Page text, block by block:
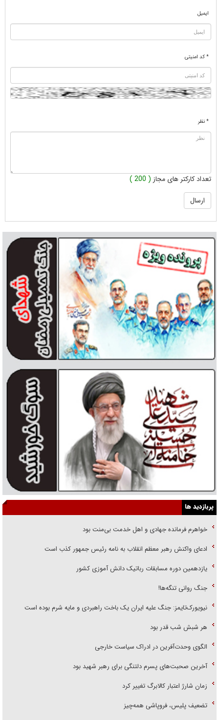
ایمیل
* کد امنیتی
* نظر
تعداد کارکتر های مجاز ( 200 )
پربازدید ها
خواهرم فرمانده جهادی و اهل خدمت بی‌منت بود
ادعای واکنش رهبر معظم انقلاب به نامه رئیس جمهور کذب است
یازدهمین دوره مسابقات رباتیک دانش آموزی کشور
جنگ روانی تنگه‌ها!
نیویورک‌تایمز: جنگ علیه ایران یک باخت راهبردی و مایه شرم بوده است
هر شبش شب قدر بود
الگوی وحدت‌آفرین در ادراک سیاست خارجی
آخرین صحبت‌های پسرم دلتنگی برای رهبر شهید بود
زمان شارژ اعتبار کالابرگ تغییر کرد
تضعیف پلیس، فروپاشی همه‌چیز